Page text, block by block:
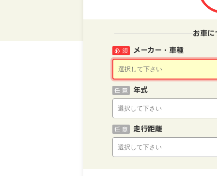
お車に
メーカー・車種
必 須
年式
任 意
走行距離
任 意